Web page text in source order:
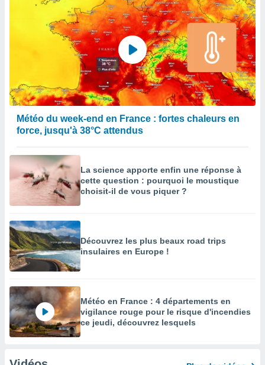
Météo du week-end en France : fortes chaleurs en
force, jusqu'à 38°C attendus
La science apporte enfin une réponse à
cette question : pourquoi le moustique
choisit-il de vous piquer ?
Découvrez les plus beaux road trips
insulaires en Europe !
Météo en France : 4 départements en
vigilance rouge pour le risque d'incendies
ce jeudi, découvrez lesquels